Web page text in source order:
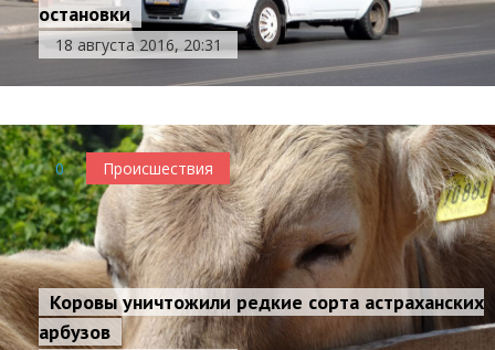
остановки
18 августа 2016, 20:31
0 Происшествия
Коровы уничтожили редкие сорта астраханских
арбузов